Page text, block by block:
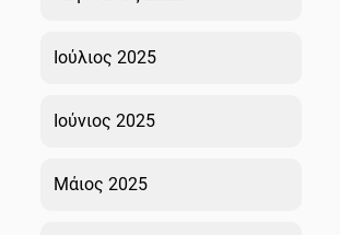
Ιούλιος 2025
Ιούνιος 2025
Μάιος 2025